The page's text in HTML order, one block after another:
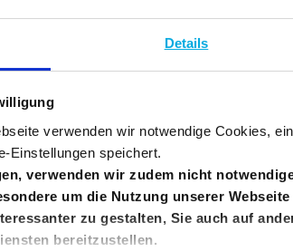
Details
verwenden wir notwendige Cookies,
Einstellungen speichert.
verwenden wir zudem nicht
um die Nutzung unserer
zu gestalten, Sie auch auf
bereitzustellen.